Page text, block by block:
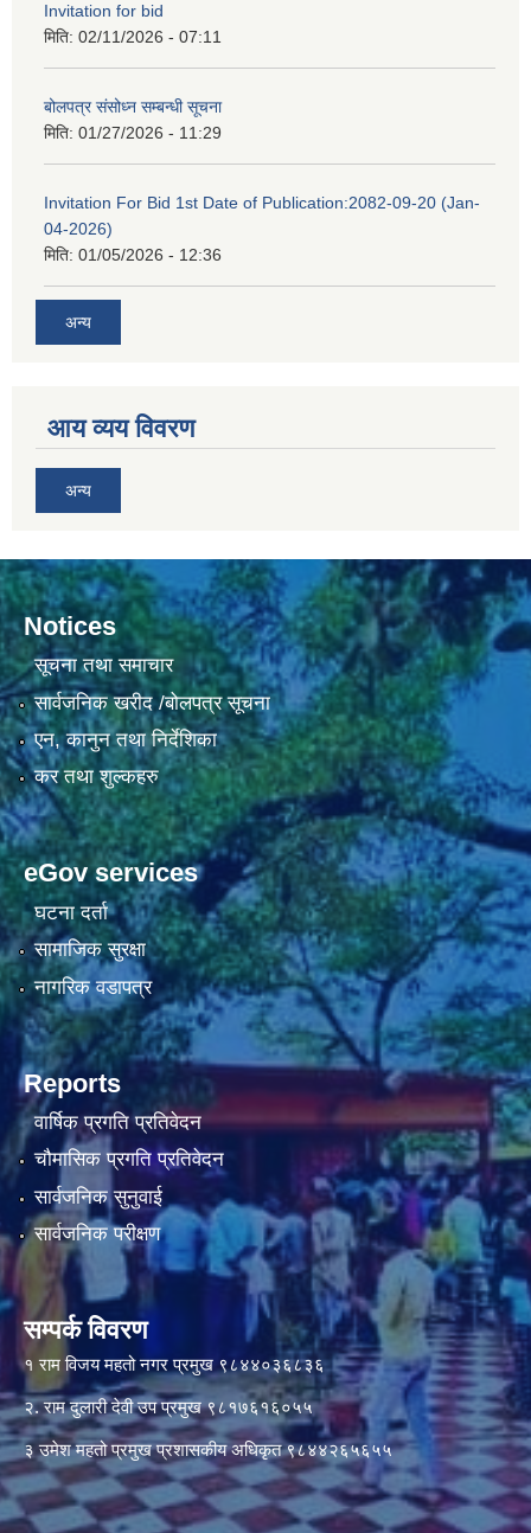
Invitation for bid
मिति: 02/11/2026 - 07:11
बोलपत्र संसोध्न सम्बन्धी सूचना
मिति: 01/27/2026 - 11:29
Invitation For Bid 1st Date of Publication:2082-09-20 (Jan-
04-2026)
मिति: 01/05/2026 - 12:36
अन्य
आय व्यय विवरण
अन्य
Notices
सूचना तथा समाचार
सार्वजनिक खरीद /बोलपत्र सूचना
एन, कानुन तथा निर्देशिका
कर तथा शुल्कहरु
eGov services
घटना दर्ता
सामाजिक सुरक्षा
नागरिक वडापत्र
Reports
वार्षिक प्रगति प्रतिवेदन
चौमासिक प्रगति प्रतिवेदन
सार्वजनिक सुनुवाई
सार्वजनिक परीक्षण
सम्पर्क विवरण
१ राम विजय महतो नगर प्रमुख ९८४४०३६८३६
२. राम दुलारी देवी उप प्रमुख ९८१७६१६०५५
३ उमेश महतो प्रमुख प्रशासकीय अधिकृत ९८४४२६५६५५